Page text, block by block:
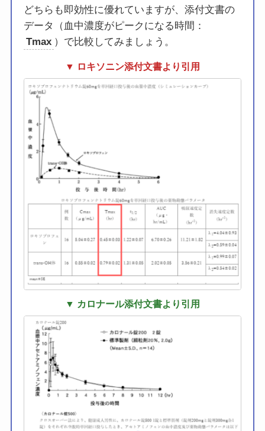
どちらも即効性に優れていますが、添付文書の
データ（血中濃度がピークになる時間：
Tmax ）で比較してみましょう。
▼ ロキソニン添付文書より引用
▼ カロナール添付文書より引用